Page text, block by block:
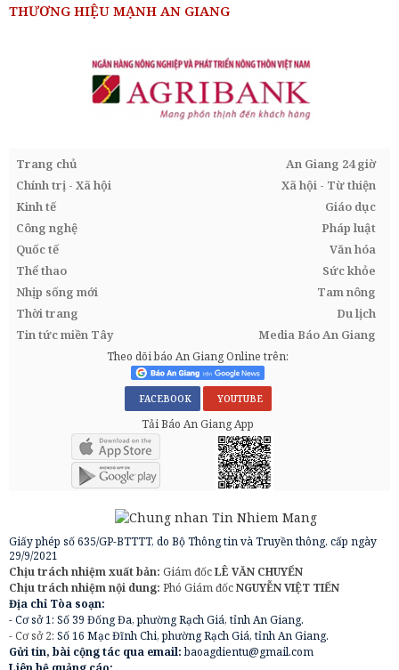
THƯƠNG HIỆU MẠNH AN GIANG
Trang chủ
An Giang 24 giờ
Chính trị - Xã hội
Xã hội - Từ thiện
Kinh tế
Giáo dục
Công nghệ
Pháp luật
Quốc tế
Văn hóa
Thể thao
Sức khỏe
Nhịp sống mới
Tam nông
Thời trang
Du lịch
Tin tức miền Tây
Media Báo An Giang
Theo dõi báo An Giang Online trên:
FACEBOOK YOUTUBE
Tải Báo An Giang App
Giấy phép số 635/GP-BTTTT, do Bộ Thông tin và Truyền thông, cấp ngày
29/9/2021
Chịu trách nhiệm xuất bản: Giám đốcLÊ VĂN CHUYỂN
Chịu trách nhiệm nội dung: Phó Giám đốcNGUYỄN VIỆT TIẾN
Địa chỉ Tòa soạn:
- Cơ sở 1: Số 39 Đống Đa, phường Rạch Giá, tỉnh An Giang.
- Cơ sở 2: Số 16 Mạc Đĩnh Chi, phường Rạch Giá, tỉnh An Giang.
Gửi tin, bài cộng tác qua email:baoagdientu@gmail.com